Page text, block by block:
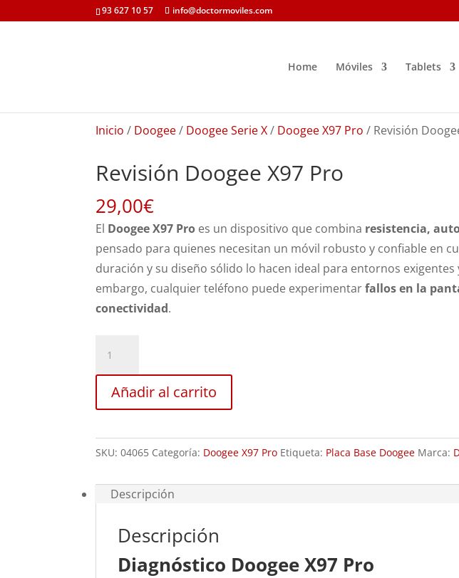
93 627 10 57 info@doctormoviles.com
Home Móviles Tablets
Inicio / Doogee/ Doogee Serie X/ Doogee X97 Pro / Revisión
Revisión Doogee X97 Pro
29,00€
El Doogee X97 Pro es un dispositivo que combina resistencia,
pensado para quienes necesitan un móvil robusto y confiable en
duración y su diseño sólido lo hacen ideal para entornos exigentes
embargo, cualquier teléfono puede experimentarfallos en la
conectividad.
Pro
Añadir al carrito
SKU:04065 Categoría: Doogee X97 Pro Etiqueta: Placa Base Doogee Marca:
Descripción
Descripción
Diagnóstico Doogee X97 Pro